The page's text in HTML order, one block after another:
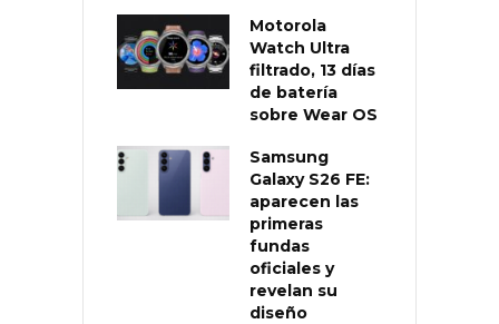
Motorola
Watch Ultra
filtrado, 13 días
de batería
sobre Wear OS
Samsung
Galaxy S26 FE:
aparecen las
primeras
fundas
oficiales y
revelan su
diseño